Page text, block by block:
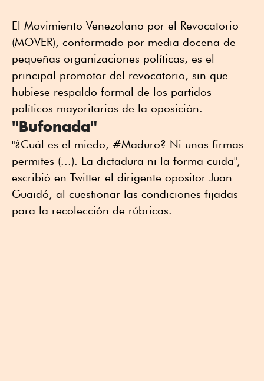
El Movimiento Venezolano por el Revocatorio
(MOVER), conformado por media docena de
pequeñas organizaciones políticas, es el
principal promotor del revocatorio, sin que
hubiese respaldo formal de los partidos
políticos mayoritarios de la oposición.
"Bufonada"
"¿Cuál es el miedo, #Maduro? Ni unas firmas
permites (...). La dictadura ni la forma cuida",
escribió en Twitter el dirigente opositor Juan
Guaidó, al cuestionar las condiciones fijadas
para la recolección de rúbricas.